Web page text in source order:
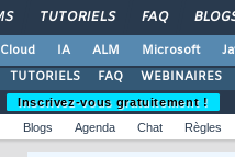
TUTORIELS FAQ
Cloud IA ALM Microsoft
TUTORIELS
FAQ WEBINAIRES
Inscrivez-vous gratuitement !
Blogs Agenda Chat Règles